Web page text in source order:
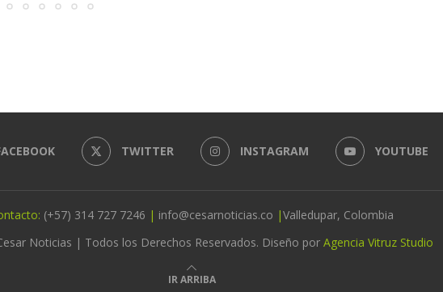
TWITTER INSTAGRAM YOUTUBE
(+57) 314 727 7246 | info@cesarnoticias.co |Valledupar, Colombia
Noticias | Todos los Derechos Reservados. Diseño por Agencia Vitruz Studio
IR ARRIBA